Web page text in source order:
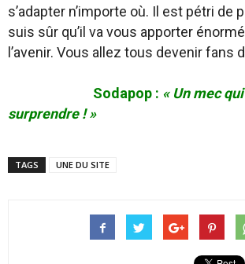
s’adapter n’importe où. Il est pétri de
suis sûr qu’il va vous apporter
l’avenir. Vous allez tous devenir fans
Sodapop : « Un mec
surprendre ! »
TAGS UNE DU SITE